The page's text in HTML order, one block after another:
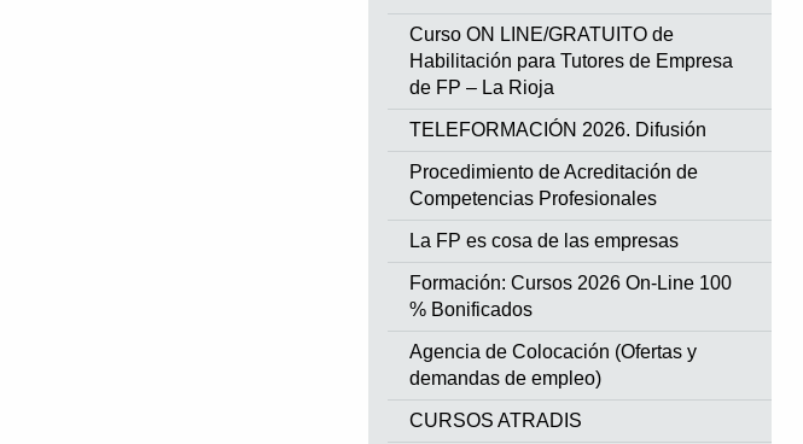
Curso ON LINE/GRATUITO de
Habilitación para Tutores de Empresa
de FP – La Rioja
TELEFORMACIÓN 2026. Difusión
Procedimiento de Acreditación de
Competencias Profesionales
La FP es cosa de las empresas
Formación: Cursos 2026 On-Line 100
% Bonificados
Agencia de Colocación (Ofertas y
demandas de empleo)
CURSOS ATRADIS